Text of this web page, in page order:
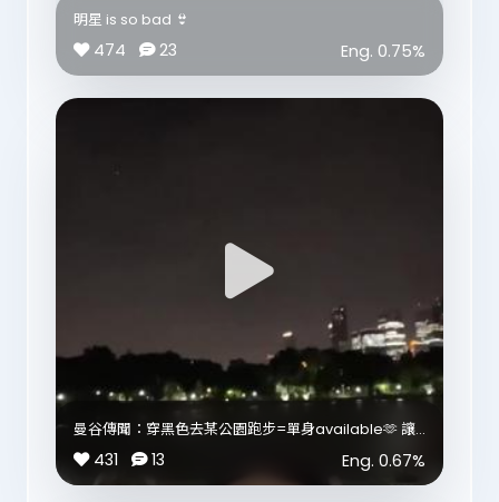
所以，有時一句你以為係關心嘅說話，對另一個人嚟
講，未必係鼓勵🤦‍♀️
明星想同每一個曾經因為身材而被評論嘅人講：你唔需
明星 is so bad 👙
474 23 Eng. 0.75%
曼谷傳聞：穿黑色去某公園跑步=單身available🫶 讓
明星實測一下 有冇人同明星搭訕🤭
431 13 Eng. 0.67%